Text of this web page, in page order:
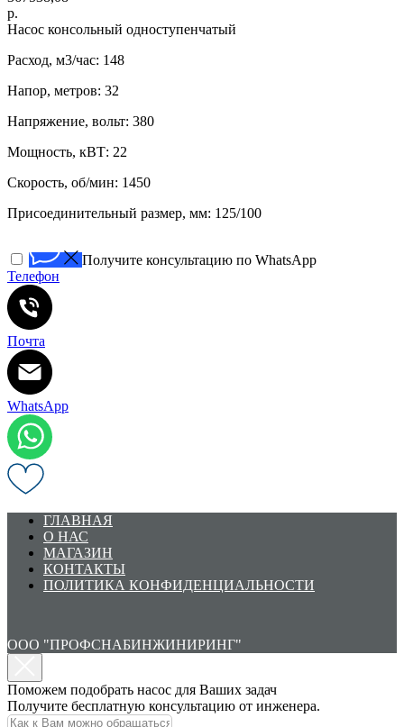
р.
Насос консольный одноступенчатый
Расход, м3/час: 148
Напор, метров: 32
Напряжение, вольт: 380
Мощность, кВТ: 22
Скорость, об/мин: 1450
Присоединительный размер, мм: 125/100
Получите консультацию по WhatsApp
Телефон
Почта
WhatsApp
ГЛАВНАЯ
О НАС
МАГАЗИН
КОНТАКТЫ
ПОЛИТИКА КОНФИДЕНЦИАЛЬНОСТИ
ООО "ПРОФСНАБИНЖИНИРИНГ"
Поможем подобрать насос для Ваших задач
Получите бесплатную консультацию от инженера.